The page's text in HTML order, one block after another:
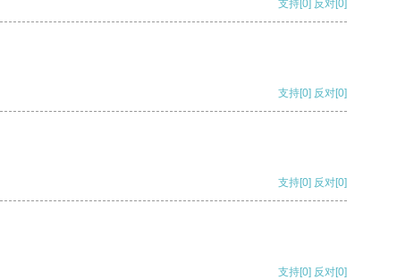
支持[0] 反对[0]
支持[0] 反对[0]
支持[0] 反对[0]
支持[0] 反对[0]